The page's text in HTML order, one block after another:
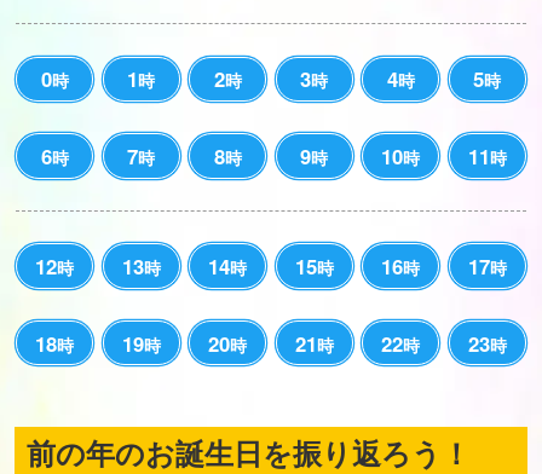
0時 1時 2時 3時 4時 5時
6時 7時 8時 9時 10時 11時
12時 13時 14時 15時 16時 17時
18時 19時 20時 21時 22時 23時
前の年のお誕生日を振り返ろう！